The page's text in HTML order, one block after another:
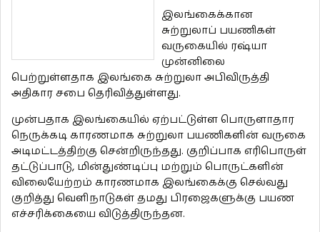
இலங்கைக்கான
சுற்றுலாப் பயணிகள்
வருகையில் ரஷ்யா
முன்னிலை
பெற்றுள்ளதாக இலங்கை சுற்றுலா அபிவிருத்தி
அதிகார சபை தெரிவித்துள்ளது.
முன்பதாக இலங்கையில் ஏற்பட்டுள்ள பொருளாதார
நெருக்கடி காரணமாக சுற்றுலா பயணிகளின் வருகை
அடிமட்டத்திற்கு சென்றிருந்தது. குறிப்பாக எரிபொருள்
தட்டுப்பாடு, மின்துண்டிப்பு மற்றும் பொருட்களின்
விலையேற்றம் காரணமாக இலங்கைக்கு செல்வது
குறித்து வெளிநாடுகள் தமது பிரஜைகளுக்கு பயண
எச்சரிக்கையை விடுத்திருந்தன.